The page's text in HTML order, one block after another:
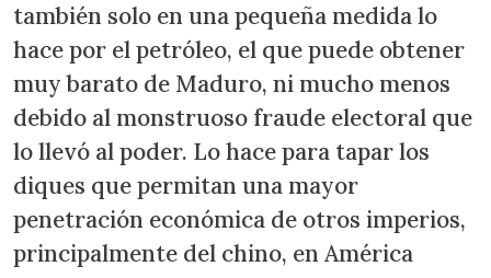
también solo en una pequeña medida lo
hace por el petróleo, el que puede obtener
muy barato de Maduro, ni mucho menos
debido al monstruoso fraude electoral que
lo llevó al poder. Lo hace para tapar los
diques que permitan una mayor
penetración económica de otros imperios,
principalmente del chino, en América